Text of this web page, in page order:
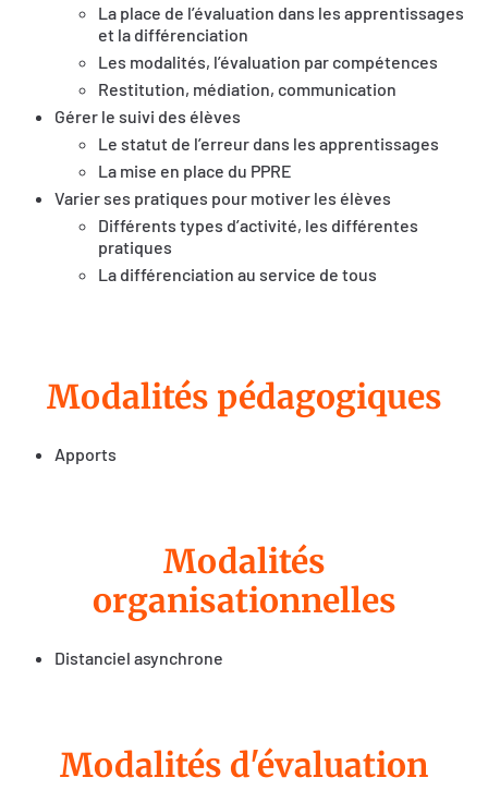
La place de l’évaluation dans les apprentissages
et la différenciation
Les modalités, l’évaluation par compétences
Restitution, médiation, communication
Gérer le suivi des élèves
Le statut de l’erreur dans les apprentissages
La mise en place du PPRE
Varier ses pratiques pour motiver les élèves
Différents types d’activité, les différentes
pratiques
La différenciation au service de tous
Modalités pédagogiques
Apports
Modalités
organisationnelles
Distanciel asynchrone
Modalités d'évaluation